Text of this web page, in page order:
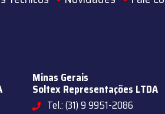
Minas Gerais
Soltex Representações LTDA
Tel.: (31) 9 9951-2086